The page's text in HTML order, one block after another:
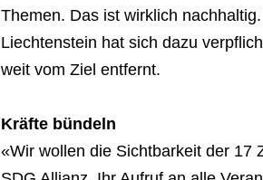
Themen. Das ist wirklich
Liechtenstein hat sich dazu
weit vom Ziel entfernt.
Kräfte bündeln
«Wir wollen die Sichtbarkeit der 17